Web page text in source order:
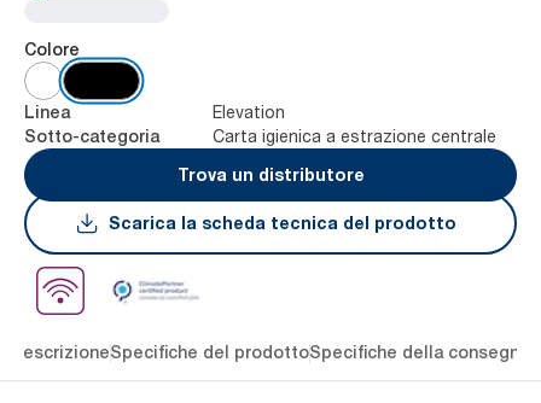
Colore
Linea Elevation
Sotto-categoria
Carta igienica a estrazione centrale
Trova un distributore
Scarica la scheda tecnica del prodotto
DescrizioneSpecifiche del prodottoSpecifiche della consegna